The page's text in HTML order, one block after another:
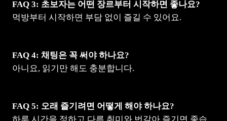
FAQ 3: 초보자는 어떤 장르부터 시작하면 좋나요?
먹방부터 시작하면 부담 없이 즐길 수 있어요.
FAQ 4: 채팅은 꼭 써야 하나요?
아니요, 읽기만 해도 충분합니다.
FAQ 5: 오래 즐기려면 어떻게 해야 하나요?